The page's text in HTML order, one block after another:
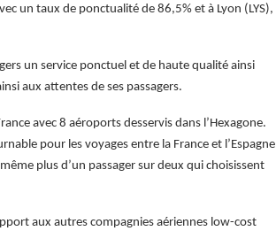
un taux de ponctualité de 86,5% et à Lyon (LYS),
un service ponctuel et de haute qualité ainsi
aux attentes de ses passagers.
avec 8 aéroports desservis dans l’Hexagone.
pour les voyages entre la France et l’Espagne
plus d’un passager sur deux qui choisissent
aux autres compagnies aériennes low-cost